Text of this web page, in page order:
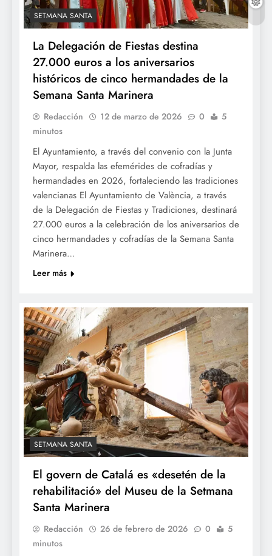
SETMANA SANTA
La Delegación de Fiestas destina
27.000 euros a los aniversarios
históricos de cinco hermandades de la
Semana Santa Marinera
Redacción 12 de marzo de 2026 0
5
minutos
El Ayuntamiento, a través del convenio con la Junta
Mayor, respalda las efemérides de cofradías y
hermandades en 2026, fortaleciendo las tradiciones
valencianas El Ayuntamiento de València, a través
de la Delegación de Fiestas y Tradiciones, destinará
27.000 euros a la celebración de los aniversarios de
cinco hermandades y cofradías de la Semana Santa
Marinera…
Leer más
SETMANA SANTA
El govern de Catalá es «desetén de la
rehabilitació» del Museu de la Setmana
Santa Marinera
Redacción 26 de febrero de 2026 0
5
minutos